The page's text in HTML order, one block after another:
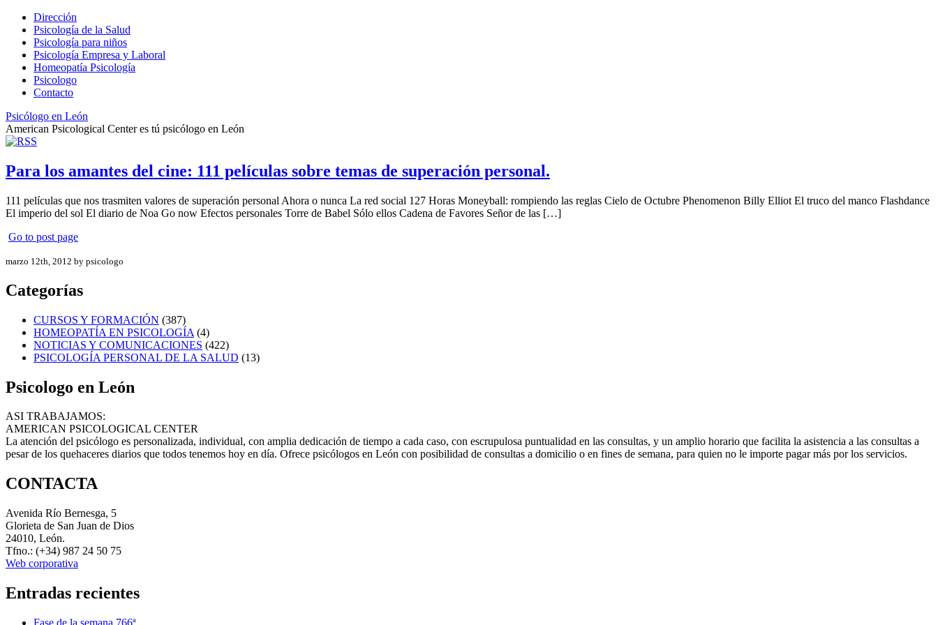
Dirección
Psicología de la Salud
Psicología para niños
Psicología Empresa y Laboral
Homeopatía Psicología
Psicologo
Contacto
Psicólogo en León
American Psicological Center es tú psicólogo en León
Para los amantes del cine: 111 películas sobre temas de superación personal.
111 películas que nos trasmiten valores de superación personal Ahora o nunca La red social 127 Horas Moneyball: rompiendo las reglas Cielo de Octubre Phenomenon Billy Elliot El truco del manco Flashdance
El imperio del sol El diario de Noa Go now Efectos personales Torre de Babel Sólo ellos Cadena de Favores Señor de las […]
Go to post page
marzo 12th, 2012 by psicologo
Categorías
CURSOS Y FORMACIÓN (387)
HOMEOPATÍA EN PSICOLOGÍA (4)
NOTICIAS Y COMUNICACIONES (422)
PSICOLOGÍA PERSONAL DE LA SALUD (13)
Psicologo en León
ASI TRABAJAMOS:
AMERICAN PSICOLOGICAL CENTER
La atención del psicólogo es personalizada, individual, con amplia dedicación de tiempo a cada caso, con escrupulosa puntualidad en las consultas, y un amplio horario que facilita la asistencia a las consultas a
pesar de los quehaceres diarios que todos tenemos hoy en día. Ofrece psicólogos en León con posibilidad de consultas a domicilio o en fines de semana, para quien no le importe pagar más por los servicios.
CONTACTA
Avenida Río Bernesga, 5
Glorieta de San Juan de Dios
24010, León.
Tfno.: (+34) 987 24 50 75
Web corporativa
Entradas recientes
Fase de la semana 766ª